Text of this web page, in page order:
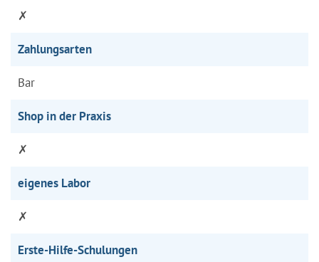
✗
Zahlungsarten
Bar
Shop in der Praxis
✗
eigenes Labor
✗
Erste-Hilfe-Schulungen